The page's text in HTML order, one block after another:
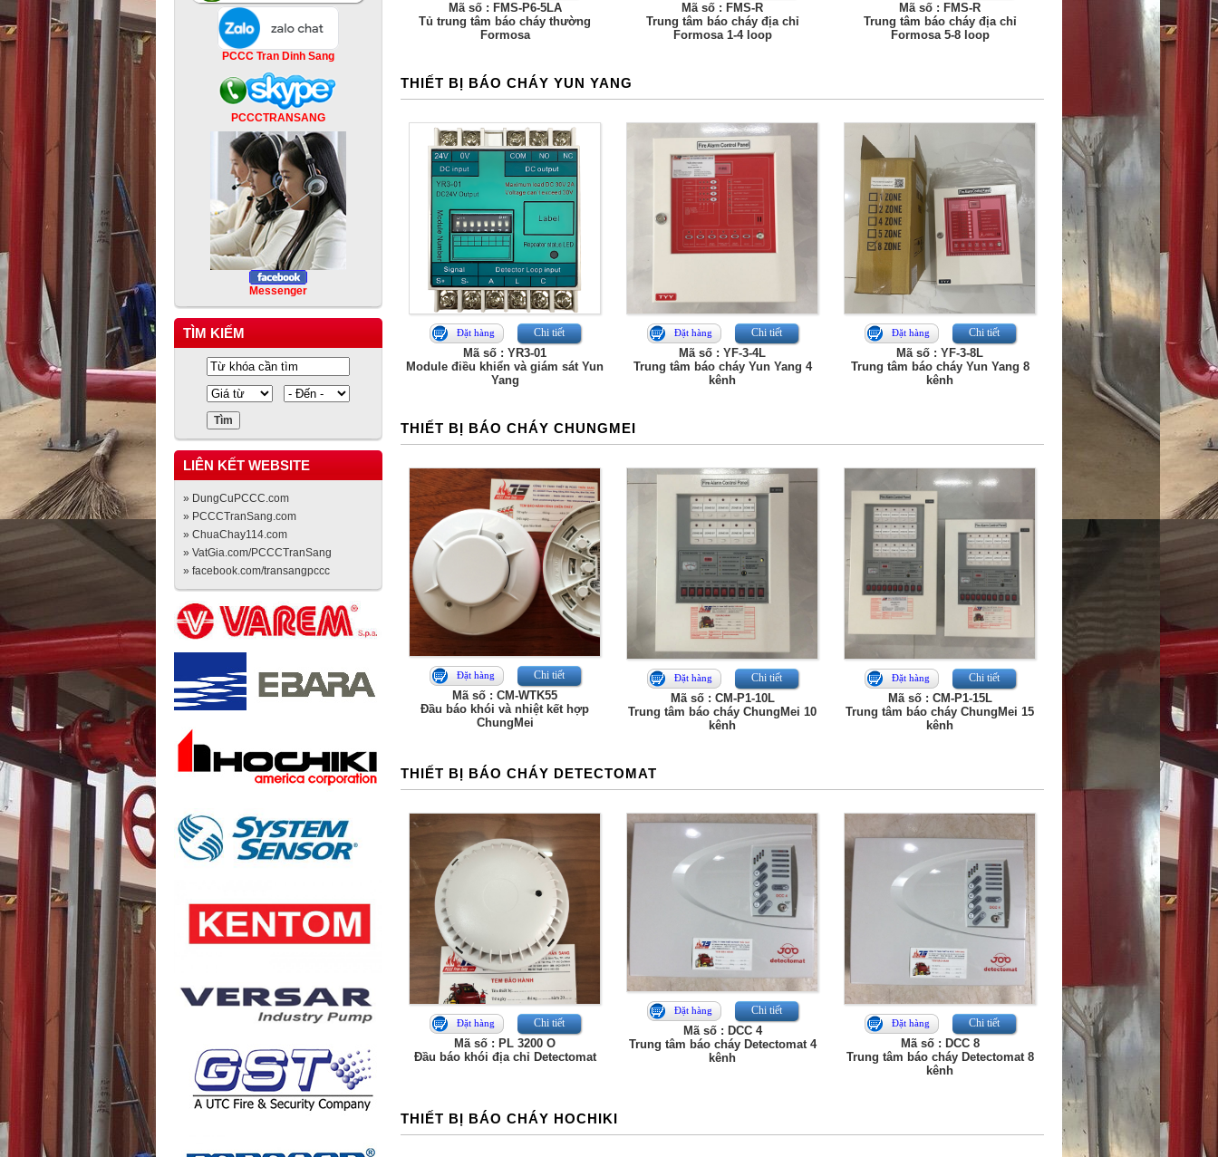
PCCC Tran Dinh Sang
PCCCTRANSANG
Messenger
TÌM KIẾM
LIÊN KẾT WEBSITE
» DungCuPCCC.com
» PCCCTranSang.com
» ChuaChay114.com
» VatGia.com/PCCCTranSang
» facebook.com/transangpccc
Mã số : FMS-P6-5LA
Tủ trung tâm báo cháy thường
Formosa
Mã số : FMS-R
Trung tâm báo cháy địa chỉ
Formosa 1-4 loop
Mã số : FMS-R
Trung tâm báo cháy địa chỉ
Formosa 5-8 loop
THIẾT BỊ BÁO CHÁY YUN YANG
Đặt hàng Chi tiết
Mã số : YR3-01
Module điều khiển và giám sát Yun
Yang
Đặt hàng Chi tiết
Mã số : YF-3-4L
Trung tâm báo cháy Yun Yang 4
kênh
Đặt hàng Chi tiết
Mã số : YF-3-8L
Trung tâm báo cháy Yun Yang 8
kênh
THIẾT BỊ BÁO CHÁY CHUNGMEI
Đặt hàng Chi tiết
Mã số : CM-WTK55
Đầu báo khói và nhiệt kết hợp
ChungMei
Đặt hàng Chi tiết
Mã số : CM-P1-10L
Trung tâm báo cháy ChungMei 10
kênh
Đặt hàng Chi tiết
Mã số : CM-P1-15L
Trung tâm báo cháy ChungMei 15
kênh
THIẾT BỊ BÁO CHÁY DETECTOMAT
Đặt hàng Chi tiết
Mã số : PL 3200 O
Đầu báo khói địa chỉ Detectomat
Đặt hàng Chi tiết
Mã số : DCC 4
Trung tâm báo cháy Detectomat 4
kênh
Đặt hàng Chi tiết
Mã số : DCC 8
Trung tâm báo cháy Detectomat 8
kênh
THIẾT BỊ BÁO CHÁY HOCHIKI